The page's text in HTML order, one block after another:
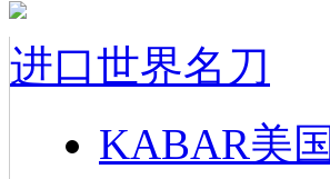
进口世界名刀
KABAR美